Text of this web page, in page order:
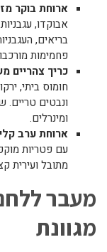
ארוחת בוקר
אבוקדו,
בריאים,
פחמימות
כריך צהריים
חומוס ביתי,
ונבטים טריים.
ומינרלים.
ארוחת ערב
עם פטריות
מתובל ועירית
מעבר
מגוונת